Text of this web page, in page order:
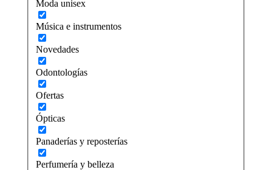
Moda unisex
Música e instrumentos
Novedades
Odontologías
Ofertas
Ópticas
Panaderías y reposterías
Perfumería y belleza